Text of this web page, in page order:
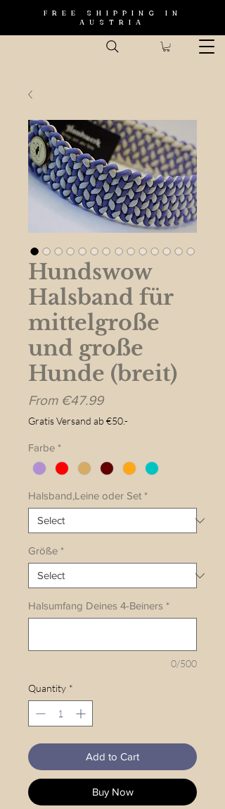
FREE SHIPPING IN
AUSTRIA
Hundswow
Halsband für
mittelgroße
und große
Hunde (breit)
From €47.99Sale
Price
Gratis Versand ab €50.-
Farbe *
Halsband,Leine oder Set *
Größe *
Halsumfang Deines 4-Beiners *
0/500
Quantity *
Add to Cart
Buy Now